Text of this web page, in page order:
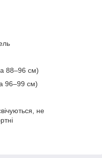
88–96 см)
96–99 см)
не